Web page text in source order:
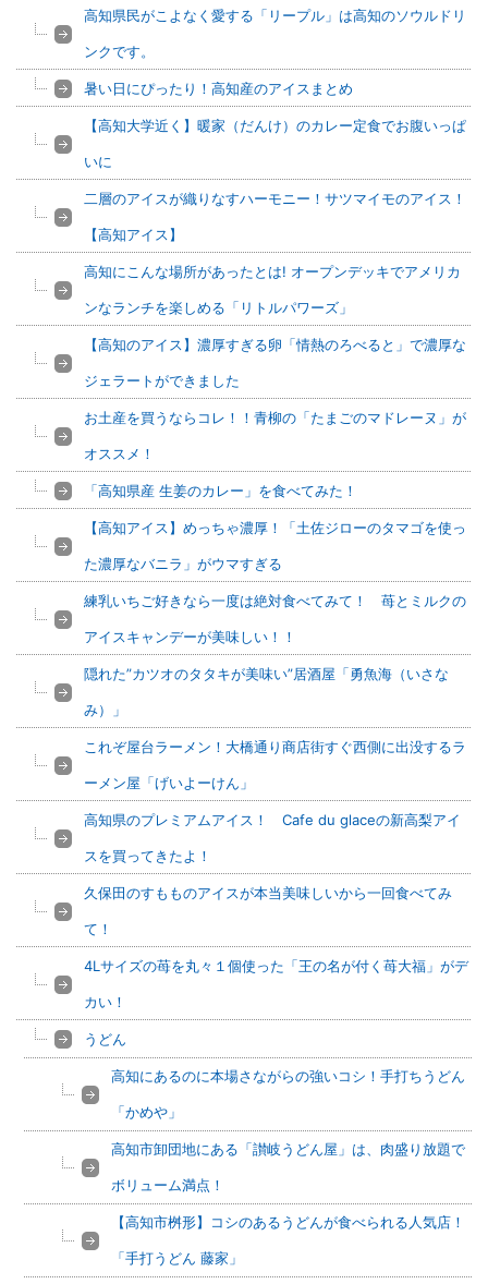
高知県民がこよなく愛する「リープル」は高知のソウルドリ
ンクです。
暑い日にぴったり！高知産のアイスまとめ
【高知大学近く】暖家（だんけ）のカレー定食でお腹いっぱ
いに
二層のアイスが織りなすハーモニー！サツマイモのアイス！
【高知アイス】
高知にこんな場所があったとは! オープンデッキでアメリカ
ンなランチを楽しめる「リトルパワーズ」
【高知のアイス】濃厚すぎる卵「情熱のろべると」で濃厚な
ジェラートができました
お土産を買うならコレ！！青柳の「たまごのマドレーヌ」が
オススメ！
「高知県産 生姜のカレー」を食べてみた！
【高知アイス】めっちゃ濃厚！「土佐ジローのタマゴを使っ
た濃厚なバニラ」がウマすぎる
練乳いちご好きなら一度は絶対食べてみて！ 苺とミルクの
アイスキャンデーが美味しい！！
隠れた”カツオのタタキが美味い”居酒屋「勇魚海（いさな
み）」
これぞ屋台ラーメン！大橋通り商店街すぐ西側に出没するラ
ーメン屋「げいよーけん」
高知県のプレミアムアイス！ Cafe du glaceの新高梨アイ
スを買ってきたよ！
久保田のすもものアイスが本当美味しいから一回食べてみ
て！
4Lサイズの苺を丸々１個使った「王の名が付く苺大福」がデ
カい！
うどん
高知にあるのに本場さながらの強いコシ！手打ちうどん
「かめや」
高知市卸団地にある「讃岐うどん屋」は、肉盛り放題で
ボリューム満点！
【高知市桝形】コシのあるうどんが食べられる人気店！
「手打うどん 藤家」